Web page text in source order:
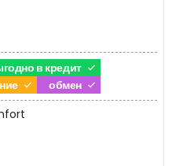
в кредит
обмен